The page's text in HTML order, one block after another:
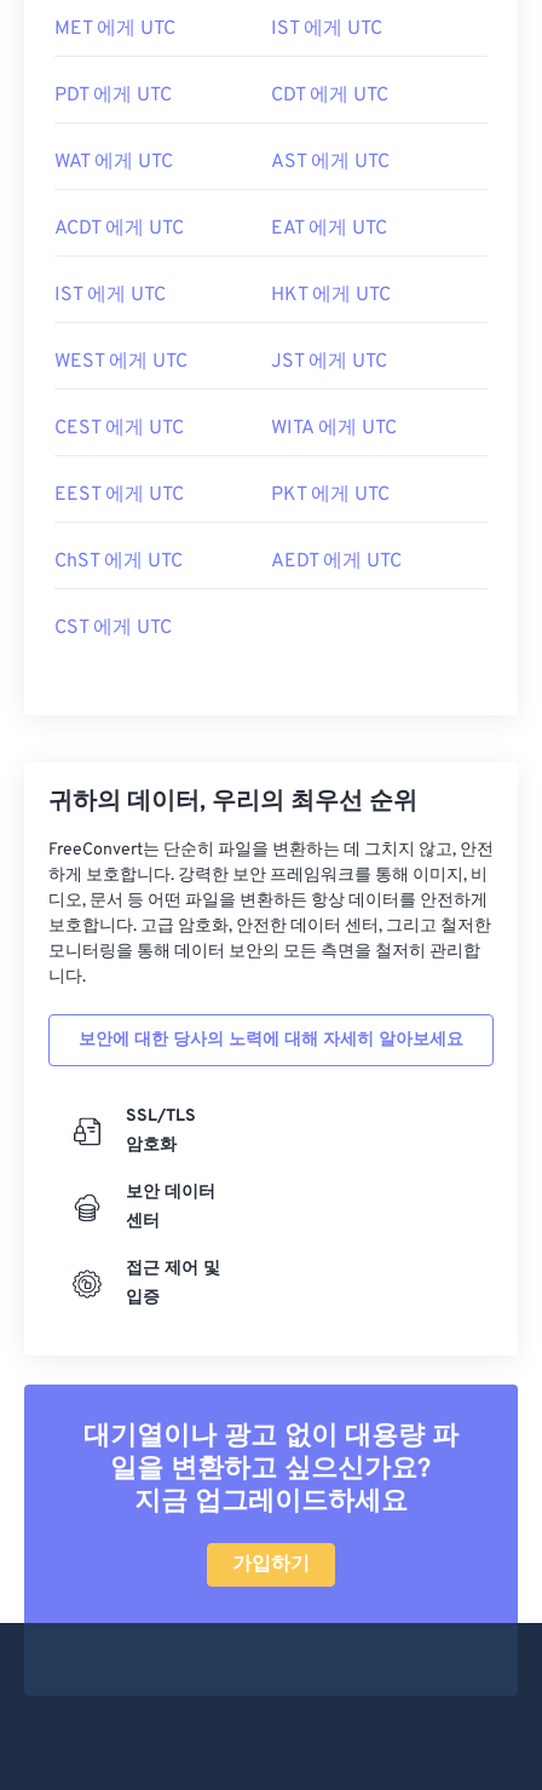
MET 에게 UTC IST 에게 UTC
PDT 에게 UTC CDT 에게 UTC
WAT 에게 UTC AST 에게 UTC
ACDT 에게 UTC EAT 에게 UTC
IST 에게 UTC HKT 에게 UTC
WEST 에게 UTC JST 에게 UTC
CEST 에게 UTC WITA 에게 UTC
EEST 에게 UTC PKT 에게 UTC
ChST 에게 UTC AEDT 에게 UTC
CST 에게 UTC
귀하의 데이터, 우리의 최우선 순위
FreeConvert는 단순히 파일을 변환하는 데 그치지 않고, 안전
하게 보호합니다. 강력한 보안 프레임워크를 통해 이미지, 비
디오, 문서 등 어떤 파일을 변환하든 항상 데이터를 안전하게
보호합니다. 고급 암호화, 안전한 데이터 센터, 그리고 철저한
모니터링을 통해 데이터 보안의 모든 측면을 철저히 관리합
니다.
보안에 대한 당사의 노력에 대해 자세히 알아보세요
SSL/TLS
암호화
보안 데이터
센터
접근 제어 및
입증
대기열이나 광고 없이 대용량 파
일을 변환하고 싶으신가요?
지금 업그레이드하세요
가입하기